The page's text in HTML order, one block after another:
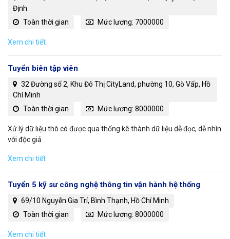
Định
Toàn thời gian
Mức lương: 7000000
Xem chi tiết
Tuyển biên tập viên
32 Đường số 2, Khu Đô Thị CityLand, phường 10, Gò Vấp, Hồ
Chí Minh
Toàn thời gian
Mức lương: 8000000
Xử lý dữ liệu thô có được qua thống kê thành dữ liệu dễ đọc, dễ nhìn
với độc giả
Xem chi tiết
Tuyển 5 kỹ sư công nghệ thông tin vận hành hệ thống
69/10 Nguyễn Gia Trí, Bình Thạnh, Hồ Chí Minh
Toàn thời gian
Mức lương: 8000000
Xem chi tiết